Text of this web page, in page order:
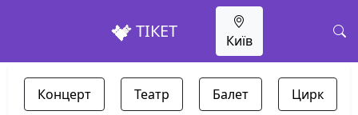
ТІКЕТ Київ
Концерт Театр Балет Цирк